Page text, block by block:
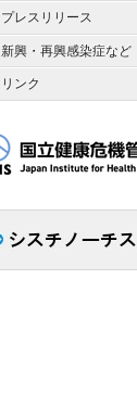
プレスリリース
新興・再興感染症など
リンク